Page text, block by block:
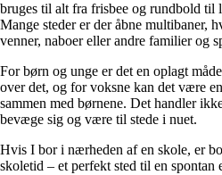
bruges til alt fra frisbee og rundbold til
Mange steder er der åbne multibaner,
venner, naboer eller andre familier og
For børn og unge er det en oplagt
over det, og for voksne kan det være
sammen med børnene. Det handler
bevæge sig og være til stede i nuet.
Hvis I bor i nærheden af en skole, er
skoletid – et perfekt sted til en spontan